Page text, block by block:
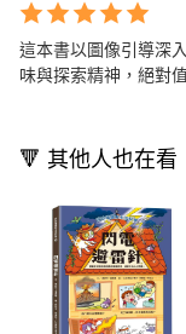
這本書以圖像引導深
味與探索精神，絕對
🔻 其他人也在看